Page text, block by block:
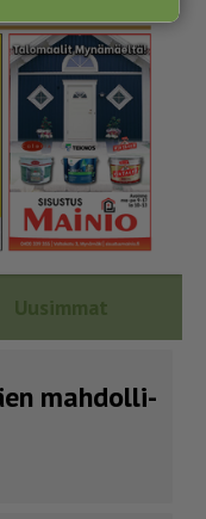
Uusimmat
mahdol­li­